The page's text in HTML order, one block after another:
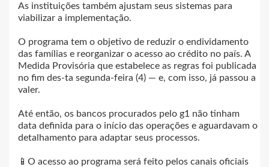
As instituições também ajustam seus sistemas para
viabilizar a implementação.
O programa tem o objetivo de reduzir o endividamento
das famílias e reorganizar o acesso ao crédito no país. A
Medida Provisória que estabelece as regras foi publicada
no fim des-ta segunda-feira (4) — e, com isso, já passou a
valer.
Até então, os bancos procurados pelo g1 não tinham
data definida para o início das operações e aguardavam o
detalhamento para adaptar seus processos.
📱O acesso ao programa será feito pelos canais oficiais